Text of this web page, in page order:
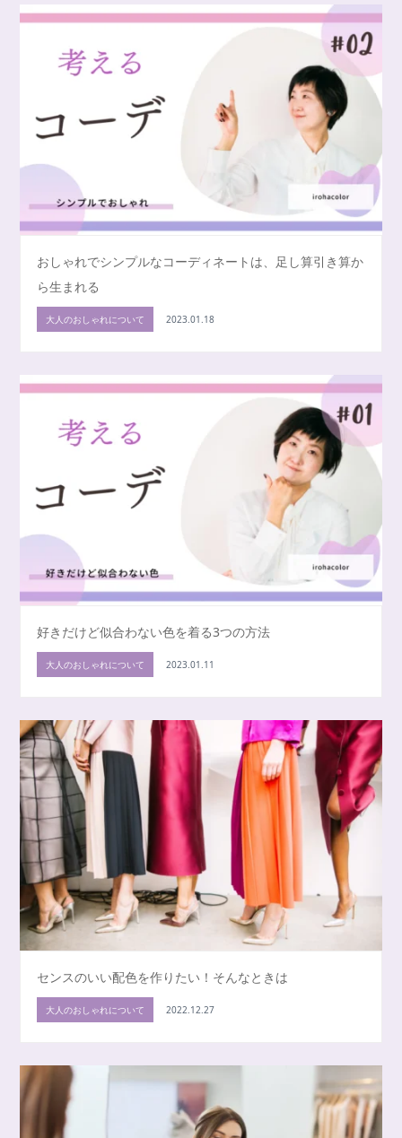
おしゃれでシンプルなコーディネートは、足し算引き算か
ら生まれる
大人のおしゃれについて 2023.01.18
好きだけど似合わない色を着る3つの方法
大人のおしゃれについて 2023.01.11
センスのいい配色を作りたい！そんなときは
大人のおしゃれについて 2022.12.27